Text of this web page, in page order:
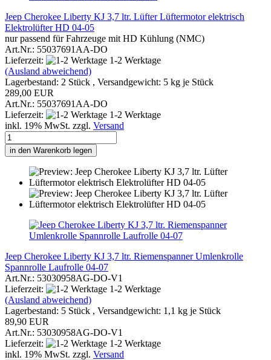
Jeep Cherokee Liberty KJ 3,7 ltr. Lüfter Lüftermotor elektrisch
Elektrolüfter HD 04-05
nur passend für Fahrzeuge mit HD Kühlung (NMC)
Art.Nr.: 55037691AA-DO
Lieferzeit:
1-2 Werktage
(Ausland abweichend)
Lagerbestand: 2 Stück , Versandgewicht: 5 kg je Stück
289,00 EUR
Art.Nr.: 55037691AA-DO
Lieferzeit:
1-2 Werktage
inkl. 19% MwSt. zzgl. Versand
in den Warenkorb legen
Jeep Cherokee Liberty KJ 3,7 ltr. Riemenspanner Umlenkrolle
Spannrolle Laufrolle 04-07
Art.Nr.: 53030958AG-DO-V1
Lieferzeit:
1-2 Werktage
(Ausland abweichend)
Lagerbestand: 5 Stück , Versandgewicht: 1,1 kg je Stück
89,90 EUR
Art.Nr.: 53030958AG-DO-V1
Lieferzeit:
1-2 Werktage
inkl. 19% MwSt. zzgl. Versand